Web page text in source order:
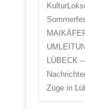
LÜBECK
Züge in